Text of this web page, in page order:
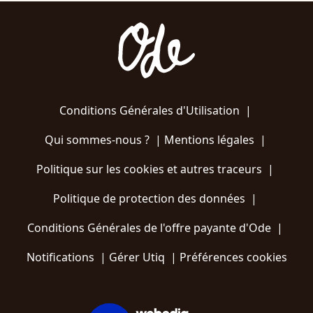
Conditions Générales d'Utilisation |
Qui sommes-nous ?| Mentions légales |
Politique sur les cookies et autres traceurs |
Politique de protection des données |
Conditions Générales de l'offre payante d'Ode |
Notifications | Gérer Utiq | Préférences cookies